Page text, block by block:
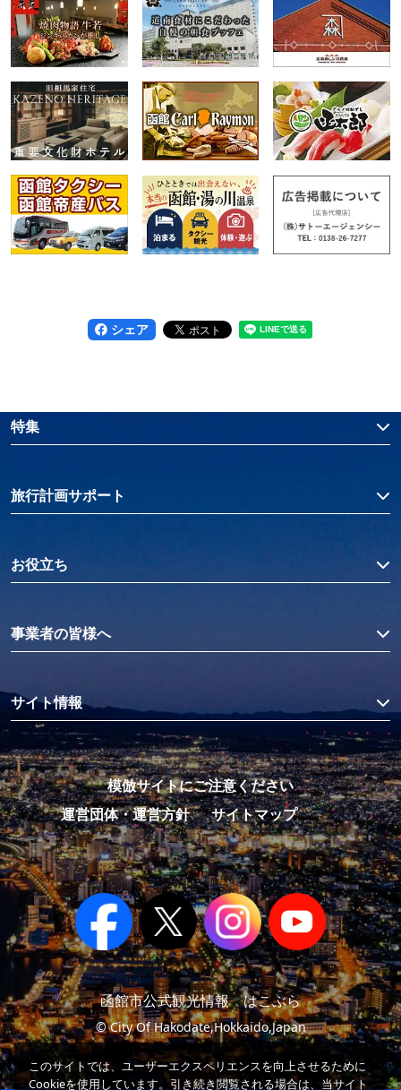
シェア
特集
旅行計画サポート
お役立ち
事業者の皆様へ
サイト情報
模倣サイトにご注意ください
運営団体・運営方針
サイトマップ
函館市公式観光情報 はこぶら
© City Of Hakodate,Hokkaido,Japan
このサイトでは、ユーザーエクスペリエンスを向上させるために
Cookieを使用しています。引き続き閲覧される場合は、当サイト